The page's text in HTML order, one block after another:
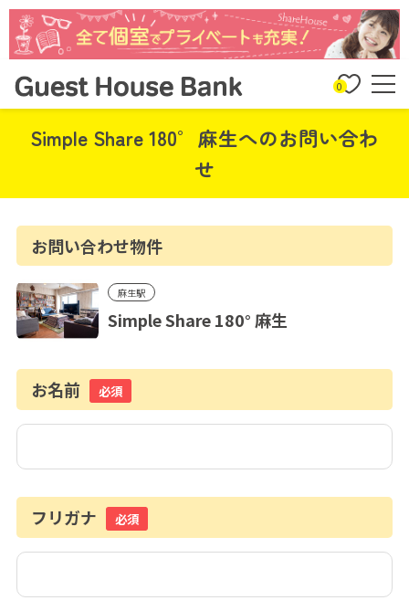
0
Simple Share 180° 麻生へのお問い合わ
せ
お問い合わせ物件
麻生駅
Simple Share 180° 麻生
お名前 必須
フリガナ 必須